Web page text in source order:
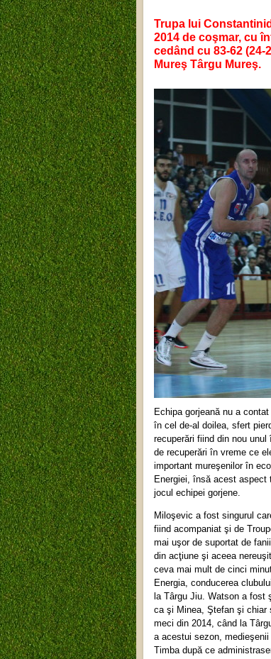
Trupa lui
2014 de coşmar, cu
cedând cu 83-62 (24-
Mureş Târgu Mureş.
Echipa gorjeană nu a
în cel de-al doilea, sfert
recuperări fiind din nou
de recuperări în vreme ce
important mureşenilor în
Energiei, însă acest aspect
jocul echipei gorjene.
Miloşevic a fost singurul
fiind acompaniat şi de
mai uşor de suportat de
din acţiune şi aceea
ceva mai mult de cinci
Energia, conducerea
la Târgu Jiu. Watson a fost
ca şi Minea, Ştefan şi chiar
meci din 2014, când la
a acestui sezon,
Timba după ce